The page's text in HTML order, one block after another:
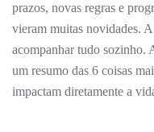
prazos, novas regras e
vieram muitas novidades.
acompanhar tudo sozinho.
um resumo das 6 coisas
impactam diretamente a